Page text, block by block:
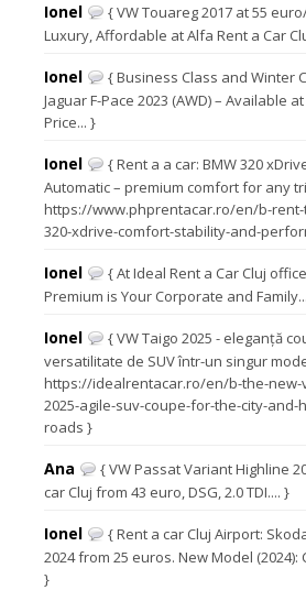
Ionel
{ VW Touareg 2017 at 55
Luxury, Affordable at Alfa Rent a Car
Ionel
{ Business Class and Winter
Jaguar F-Pace 2023 (AWD) – Available
Price... }
Ionel
{ Rent a a car: BMW 320
Automatic – premium comfort for any
https://www.phprentacar.ro/en/b-
320-xdrive-comfort-stability-and-
Ionel
{ At Ideal Rent a Car Cluj
Premium is Your Corporate and
Ionel
{ VW Taigo 2025 - eleganță
versatilitate de SUV într-un singur
https://idealrentacar.ro/en/b-the-new-
2025-agile-suv-coupe-for-the-city-and-
roads }
Ana
{ VW Passat Variant Highline
car Cluj from 43 euro, DSG, 2.0 TDI.... }
Ionel
{ Rent a car Cluj Airport:
2024 from 25 euros. New Model (2024):
}